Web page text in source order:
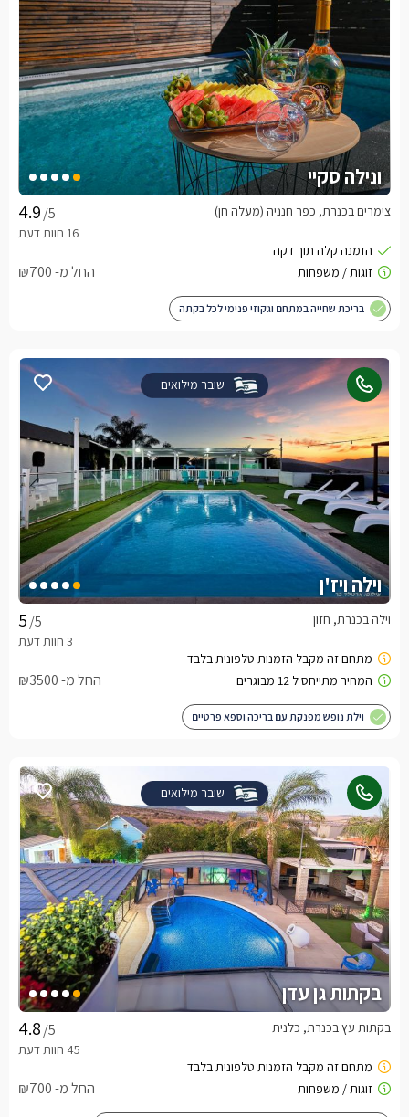
ונילה סקיי
/5 צימרים בכנרת, כפר חנניה (מעלה חן)
החל מ- ₪700
בריכת שחייה במתחם וגקוזי פנימי לכל בקתה
שובר מילואים
וילה ויז'ן
/5 וילה בכנרת, חזון
החל מ- ₪3500
וילת נופש מפנקת עם בריכה וספא פרטיים
שובר מילואים
בקתות גן עדן
/5 בקתות עץ בכנרת, כלנית
החל מ- ₪700